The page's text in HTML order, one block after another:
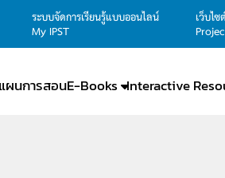
ระบบจัดการเรียนรู้แบบออนไลน์
My IPST
เว็บไ
แผนการสอนE-Books Interactive